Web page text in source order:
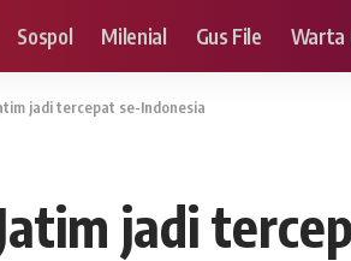
Sospol Milenial Gus File Warta
jadi tercepat se-Indonesia
jadi